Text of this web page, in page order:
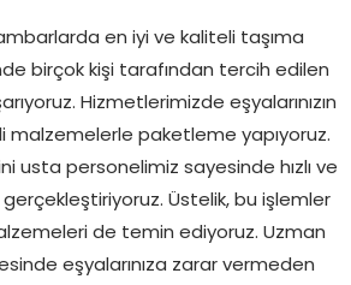
en iyi ve kaliteli taşıma
birçok kişi tarafından tercih edilen
Hizmetlerimizde eşyalarınızın
malzemelerle paketleme yapıyoruz.
usta personelimiz sayesinde hızlı ve
Üstelik, bu işlemler
de temin ediyoruz. Uzman
eşyalarınıza zarar vermeden